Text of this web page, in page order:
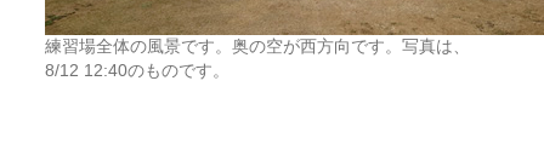
練習場全体の風景です。奥の空が西方向です。写真は、
8/12 12:40のものです。